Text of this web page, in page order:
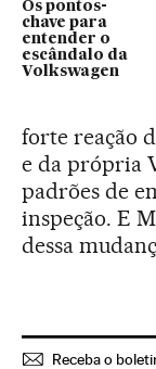
Os pontos-
chave para
entender o
escândalo da
Volkswagen
forte reação
e da própria
padrões de
inspeção. E
dessa
Receba o